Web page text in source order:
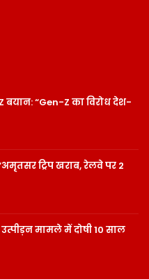
बयान: “Gen-Z का विरोध देश-
ट्रिप खराब, रेलवे पर 2
मामले में दोषी 10 साल